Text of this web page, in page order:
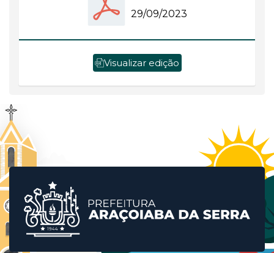
29/09/2023
Visualizar edição